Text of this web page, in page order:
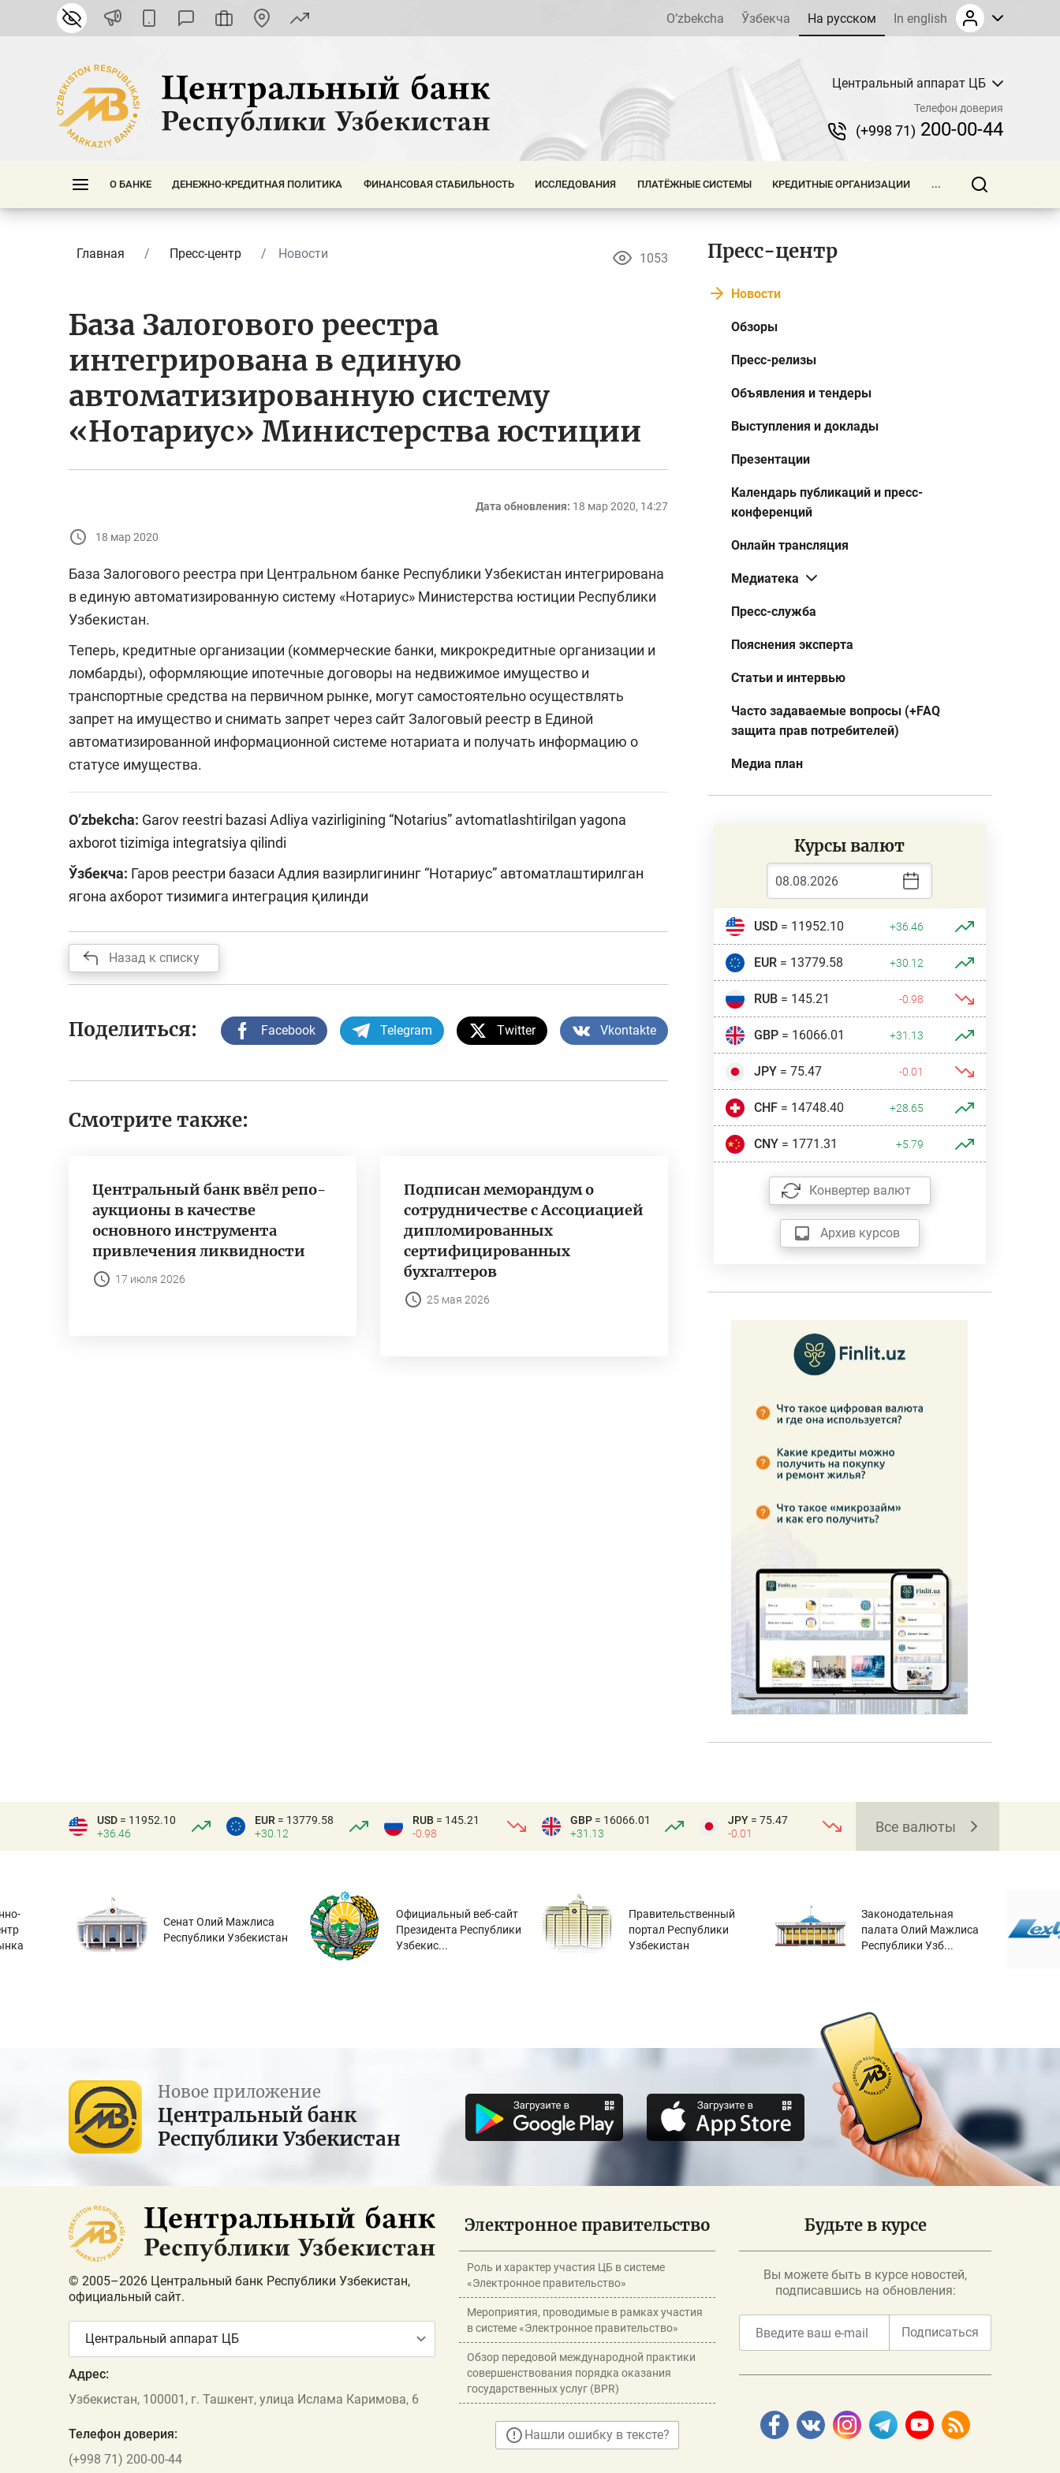
O’zbekcha Ўзбекча На русском In english
Центральный аппарат ЦБ
Телефон доверия
(+998 71) 200-00-44
О БАНКЕ ДЕНЕЖНО-КРЕДИТНАЯ ПОЛИТИКА ФИНАНСОВАЯ СТАБИЛЬНОСТЬ ИССЛЕДОВАНИЯ ПЛАТЁЖНЫЕ СИСТЕМЫ КРЕДИТНЫЕ ОРГАНИЗАЦИИ ...
Главная Пресс-центр Новости 1053
База Залогового реестра
интегрирована в единую
автоматизированную систему
«Нотариус» Министерства юстиции
Дата обновления: 18 мар 2020, 14:27
18 мар 2020
База Залогового реестра при Центральном банке Республики Узбекистан интегрирована
в единую автоматизированную систему «Нотариус» Министерства юстиции Республики
Узбекистан.
Теперь, кредитные организации (коммерческие банки, микрокредитные организации и
ломбарды), оформляющие ипотечные договоры на недвижимое имущество и
транспортные средства на первичном рынке, могут самостоятельно осуществлять
запрет на имущество и снимать запрет через сайт Залоговый реестр в Единой
автоматизированной информационной системе нотариата и получать информацию о
статусе имущества.
O’zbekcha: Garov reestri bazasi Adliya vazirligining “Notarius” avtomatlashtirilgan yagona
axborot tizimiga integratsiya qilindi
Ўзбекча: Гаров реестри базаси Адлия вазирлигининг “Нотариус” автоматлаштирилган
ягона ахборот тизимига интеграция қилинди
Назад к списку
Поделиться: Facebook Telegram Twitter Vkontakte
Смотрите также:
Центральный банк ввёл репо-
аукционы в качестве
основного инструмента
привлечения ликвидности
17 июля 2026
Подписан меморандум о
сотрудничестве с Ассоциацией
дипломированных
сертифицированных
бухгалтеров
25 мая 2026
Пресс-центр
Новости
Обзоры
Пресс-релизы
Объявления и тендеры
Выступления и доклады
Презентации
Календарь публикаций и пресс-
конференций
Онлайн трансляция
Медиатека
Пресс-служба
Пояснения эксперта
Статьи и интервью
Часто задаваемые вопросы (+FAQ
защита прав потребителей)
Медиа план
Курсы валют
USD= 11952.10 +36.46
EUR= 13779.58 +30.12
RUB= 145.21 -0.98
GBP= 16066.01 +31.13
JPY= 75.47 -0.01
CHF= 14748.40 +28.65
CNY= 1771.31 +5.79
Конвертер валют
Архив курсов
USD = 11952.10
+36.46
EUR = 13779.58
+30.12
RUB = 145.21
-0.98
GBP = 16066.01
+31.13
JPY = 75.47
-0.01
Все валюты
Сенат Олий Мажлиса
Республики Узбекистан
Официальный веб-сайт
Президента Республики
Узбекис...
Правительственный
портал Республики
Узбекистан
Законодательная
палата Олий Мажлиса
Республики Узб...
Новое приложение
Центральный банк
Республики Узбекистан
© 2005–2026 Центральный банк Республики Узбекистан,
официальный сайт.
Центральный аппарат ЦБ
Адрес:
Узбекистан, 100001, г. Ташкент, улица Ислама Каримова, 6
Телефон доверия:
(+998 71) 200-00-44
Электронное правительство
Роль и характер участия ЦБ в системе
«Электронное правительство»
Мероприятия, проводимые в рамках участия
в системе «Электронное правительство»
Обзор передовой международной практики
совершенствования порядка оказания
государственных услуг (BPR)
Нашли ошибку в тексте?
Будьте в курсе
Вы можете быть в курсе новостей,
подписавшись на обновления:
Подписаться